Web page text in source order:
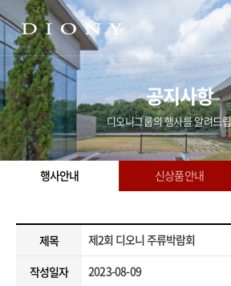
공지사항
디오니그룹의 행사를 알려드
행사안내 신상품안내
제목
제2회 디오니 주류박람회
작성일자
2023-08-09